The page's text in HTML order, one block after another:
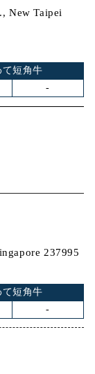
New Taipei
て短角牛
-
237995
て短角牛
-